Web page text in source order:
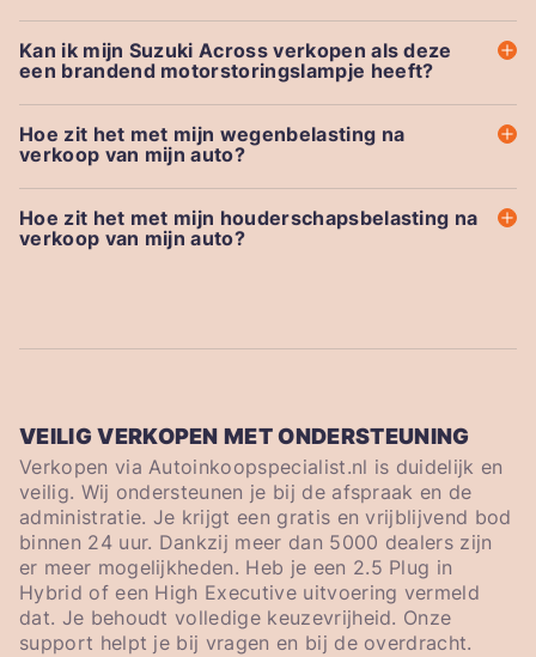
Kan ik mijn Suzuki Across verkopen als deze
een brandend motorstoringslampje heeft?
Hoe zit het met mijn wegenbelasting na
verkoop van mijn auto?
Hoe zit het met mijn houderschapsbelasting na
verkoop van mijn auto?
VEILIG VERKOPEN MET ONDERSTEUNING
Verkopen via Autoinkoopspecialist.nl is duidelijk en
veilig. Wij ondersteunen je bij de afspraak en de
administratie. Je krijgt een gratis en vrijblijvend bod
binnen 24 uur. Dankzij meer dan 5000 dealers zijn
er meer mogelijkheden. Heb je een 2.5 Plug in
Hybrid of een High Executive uitvoering vermeld
dat. Je behoudt volledige keuzevrijheid. Onze
support helpt je bij vragen en bij de overdracht.